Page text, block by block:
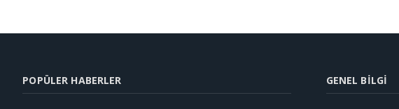
POPÜLER HABERLER GENEL BILGI